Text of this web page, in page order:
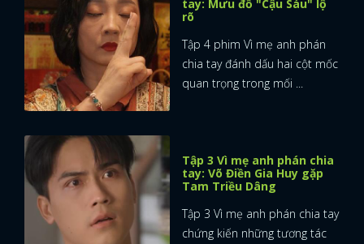
FACEBOOK
tay: Mưu đồ "Cậu Sáu" lộ
rõ
Tập 4 phim Vì mẹ anh phán
chia tay đánh dấu hai cột mốc
quan trọng trong mối ...
Tập 3 Vì mẹ anh phán chia
tay: Võ Điền Gia Huy gặp
Tam Triều Dâng
Tập 3 Vì mẹ anh phán chia tay
chứng kiến những tương tác